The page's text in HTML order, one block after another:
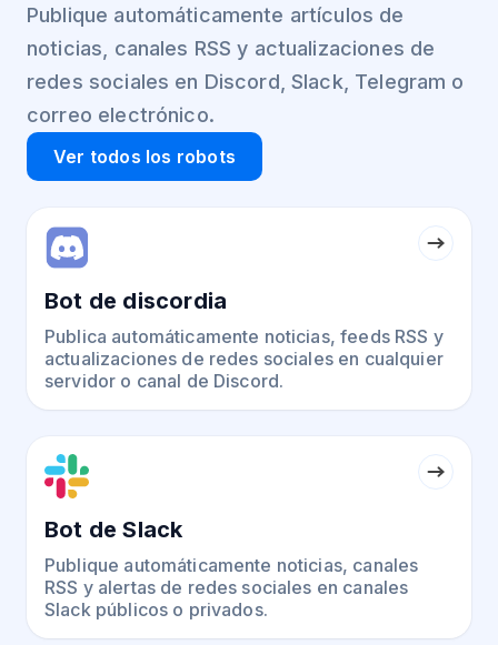
Publique automáticamente artículos de
noticias, canales RSS y actualizaciones de
redes sociales en Discord, Slack, Telegram o
correo electrónico.
Ver todos los robots
Bot de discordia
Publica automáticamente noticias, feeds RSS y
actualizaciones de redes sociales en cualquier
servidor o canal de Discord.
Bot de Slack
Publique automáticamente noticias, canales
RSS y alertas de redes sociales en canales
Slack públicos o privados.